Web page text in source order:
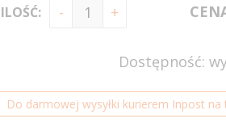
ILOŚĆ:
Dostępność:
Do darmowej wysyłki kurierem Inpost na